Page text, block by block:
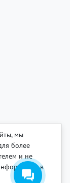
мы
более
и не
в